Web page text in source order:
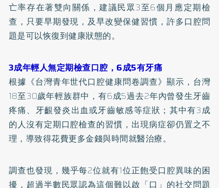
亡率存在著雙向關係，建議民眾3至6個月應定期檢
查，只要早期發現，及早改變保健習慣，許多口腔問
題是可以恢復到健康狀態的。
3成年輕人無定期檢查口腔，6成5有牙痛
根據《台灣青年世代口腔健康問卷調查》顯示，台灣
18至30歲年輕族群中，有6成5過去2年內曾發生牙齒
疼痛、牙齦發炎出血或牙齒敏感等症狀；其中有3成
的人沒有定期口腔檢查的習慣，出現病症卻仍置之不
理，導致得花費更多金錢與時間就醫治療。
調查也發現，幾乎每2位就有1位正飽受口腔異味的困
擾，超過半數民眾認為這個難以啟「口」的社交問題